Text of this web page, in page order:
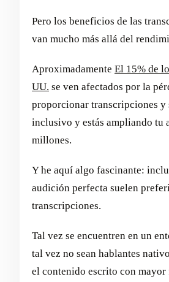
Pero los beneficios de las
van mucho más allá del
Aproximadamente El 15% de
UU. se ven afectados por la
proporcionar transcripciones y
inclusivo y estás ampliando tu
millones.
Y he aquí algo fascinante:
audición perfecta suelen
transcripciones.
Tal vez se encuentren en un
tal vez no sean hablantes
el contenido escrito con